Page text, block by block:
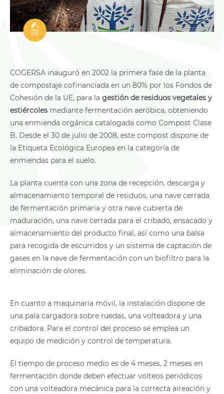
COGERSA inauguró en 2002 la primera fase de la planta
de compostaje cofinanciada en un 80% por los Fondos de
Cohesión de la UE, para la gestión de residuos vegetales y
estiércoles mediante fermentación aeróbica, obteniendo
una enmienda orgánica catalogada como Compost Clase
B. Desde el 30 de julio de 2008, este compost dispone de
la Etiqueta Ecológica Europea en la categoría de
enmiendas para el suelo.
La planta cuenta con una zona de recepción, descarga y
almacenamiento temporal de residuos, una nave cerrada
de fermentación primaria y otra nave cubierta de
maduración, una nave cerrada para el cribado, ensacado y
almacenamiento del producto final, así como una balsa
para recogida de escurridos y un sistema de captación de
gases en la nave de fermentación con un biofiltro para la
eliminación de olores.
En cuanto a maquinaria móvil, la instalación dispone de
una pala cargadora sobre ruedas, una volteadora y una
cribadora. Para el control del proceso se emplea un
equipo de medición y control de temperatura.
El tiempo de proceso medio es de 4 meses, 2 meses en
fermentación donde deben efectuar volteos periódicos
con una volteadora mecánica para la correcta aireación y